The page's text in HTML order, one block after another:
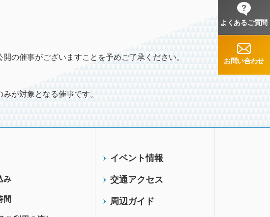
の催事がございますことを予めご了承ください。
が対象となる催事です。
よくあるご質問
お問い合わせ
み
間
イベント情報
交通アクセス
周辺ガイド